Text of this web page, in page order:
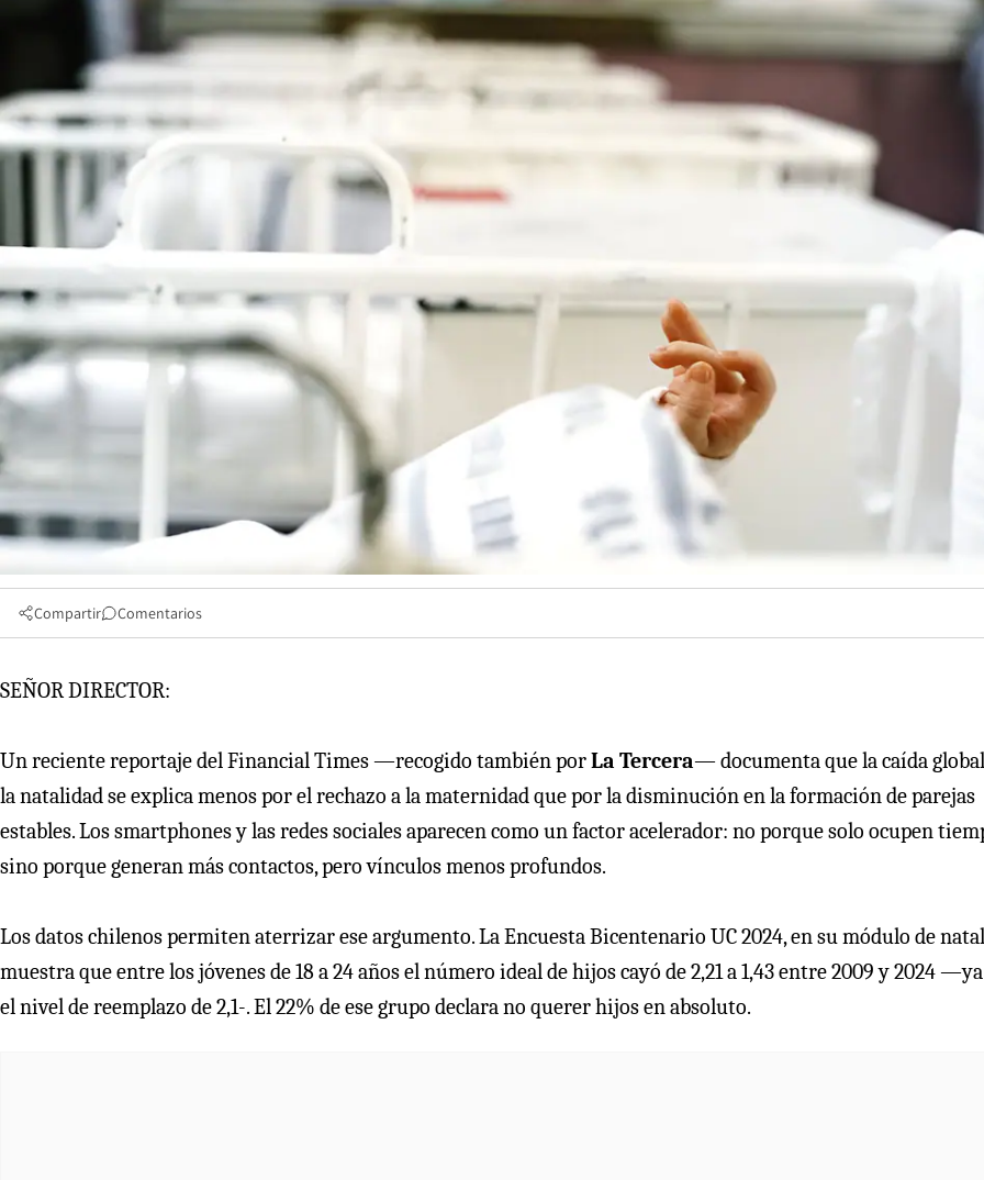
Compartir Comentarios
SEÑOR DIRECTOR:
Un reciente reportaje del Financial Times —recogido también porLa Tercera— documenta que la caída
la natalidad se explica menos por el rechazo a la maternidad que por la disminución en la formación de parejas
estables. Los smartphones y las redes sociales aparecen como un factor acelerador: no porque solo ocupen
sino porque generan más contactos, pero vínculos menos profundos.
Los datos chilenos permiten aterrizar ese argumento. La Encuesta Bicentenario UC 2024, en su módulo de
muestra que entre los jóvenes de 18 a 24 años el número ideal de hijos cayó de 2,21 a 1,43 entre 2009 y 2024
el nivel de reemplazo de 2,1-. El 22% de ese grupo declara no querer hijos en absoluto.